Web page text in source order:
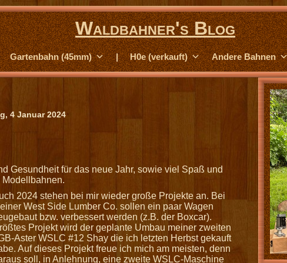
Waldbahner's Blog
Gartenbahn (45mm) | H0e (verkauft) Andere Bahnen
4 Januar 2024
Gesundheit für das neue Jahr, sowie viel Spaß und
2024 stehen bei mir wieder große Projekte an. Bei
West Side Lumber Co. sollen ein paar Wagen
bzw. verbessert werden (z.B. der Boxcar).
Projekt wird der geplante Umbau meiner zweiten
Aster WSLC #12 Shay die ich letzten Herbst gekauft
Auf dieses Projekt freue ich mich am meisten, denn
soll, in Anlehnung, eine zweite WSLC-Maschine